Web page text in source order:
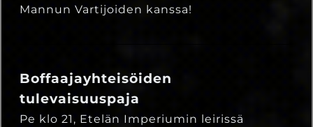
Mannun Vartijoiden kanssa!
Boffaajayhteisöiden
tulevaisuuspaja
Pe klo 21, Etelän Imperiumin leirissä